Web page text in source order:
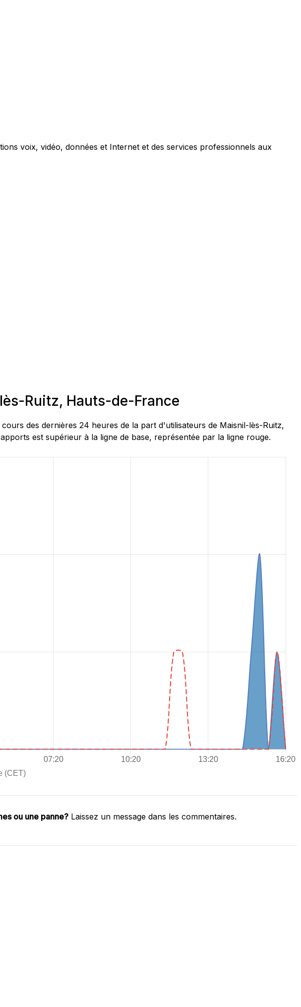
voix, vidéo, données et Internet et des services professionnels aux
Ruitz, Hauts-de-France
des dernières 24 heures de la part d'utilisateurs de Maisnil-lès-Ruitz,
est supérieur à la ligne de base, représentée par la ligne rouge.
ou une panne? Laissez un message dans les commentaires.